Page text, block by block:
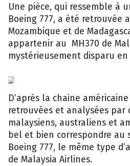
Une pièce, qui ressemble à
Boeing 777, a été retrouvée
Mozambique et de
appartenir au MH370 de
mystérieusement disparu en
EPA
D’après la chaine
retrouvées et analysées par
malaysiens, australiens et
bel et bien correspondre au
Boeing 777, le même type
de Malaysia Airlines.